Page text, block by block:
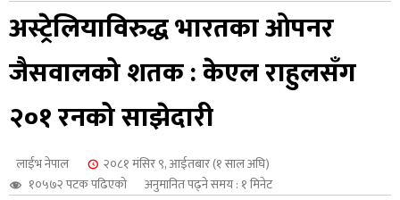
अस्ट्रेलियाविरुद्ध भारतका ओपनर
जैसवालको शतक : केएल राहुलसँग
२०१ रनको साझेदारी
लाईभ नेपाल
२०८१ मंसिर ९, आईतबार (१ साल अघि)
१०५७२ पटक पढिएको
अनुमानित पढ्ने समय : १ मिनेट